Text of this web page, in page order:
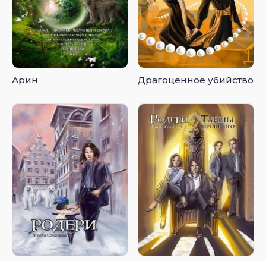
Арин Драгоценное убийство